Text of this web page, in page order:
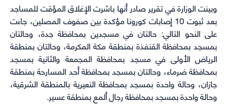
وبينت الوزارة في تقرير صادر أنها باشرت الإغلاق المؤقت للمساجد
بعد ثبوت 10 إصابات كورونا مؤكدة بين صفوف المصلين، جاءت
على النحو التالي: حالتان في مسجدين بمحافظة جدة، وحالتان
بمسجد بمحافظة القنفذة بمنطقة مكة المكرمة، وحالتان بمنطقة
الرياض الأولى في مسجد بمحافظة المجمعة والثانية بمسجد
بمحافظة ضرماء، وحالتان بمسجد بمحافظة أحد المسارحة بمنطقة
جازان، وحالة واحدة بمسجد بمحافظة النعيرية بالمنطقة الشرقية،
وحالة واحدة بمسجد بمحافظة رجال ألمع بمنطقة عسير.